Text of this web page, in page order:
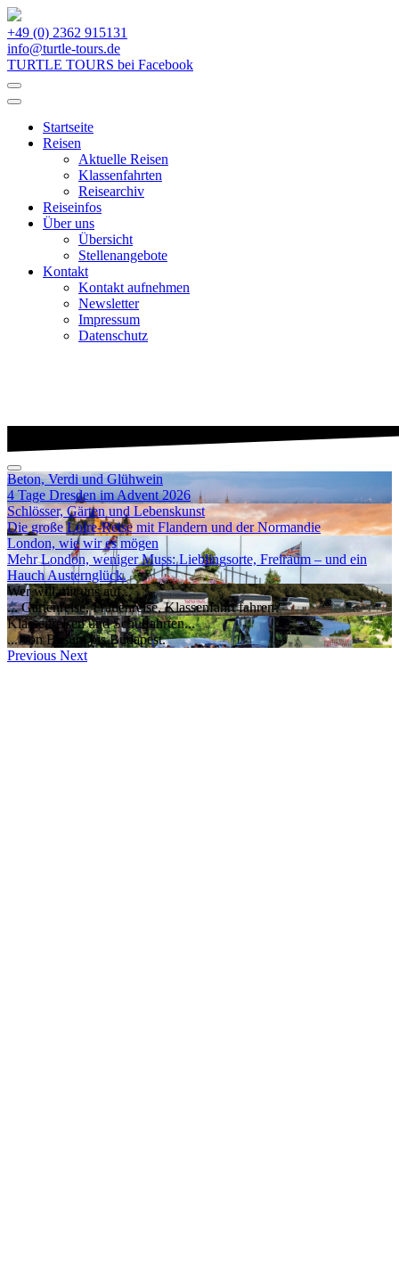
+49 (0) 2362 915131
info@turtle-tours.de
TURTLE TOURS bei Facebook
Startseite
Reisen
Aktuelle Reisen
Klassenfahrten
Reisearchiv
Reiseinfos
Über uns
Übersicht
Stellenangebote
Kontakt
Kontakt aufnehmen
Newsletter
Impressum
Datenschutz
Beton, Verdi und Glühwein
4 Tage Dresden im Advent 2026
Schlösser, Gärten und Lebenskunst
Die große Loire-Reise mit Flandern und der Normandie
London, wie wir es mögen
Mehr London, weniger Muss: Lieblingsorte, Freiraum – und ein
Hauch Austernglück.
Wer will mit uns auf...
... Gartenreise, Frauenreise, Klassenfahrt fahren?
Klassenreisen und Schulfahrten...
... von Büsum bis Budapest.
Previous Next